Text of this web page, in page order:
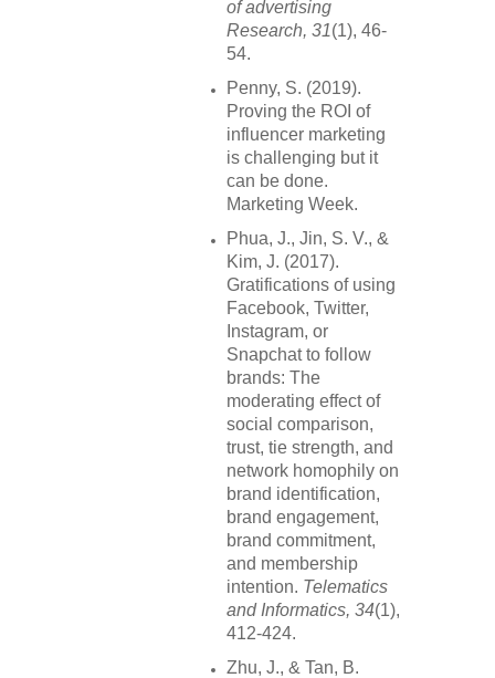
of advertising
Research, 31(1), 46-
54.
Penny, S. (2019).
Proving the ROI of
influencer marketing
is challenging but it
can be done.
Marketing Week.
Phua, J., Jin, S. V., &
Kim, J. (2017).
Gratifications of using
Facebook, Twitter,
Instagram, or
Snapchat to follow
brands: The
moderating effect of
social comparison,
trust, tie strength, and
network homophily on
brand identification,
brand engagement,
brand commitment,
and membership
intention. Telematics
and Informatics, 34(1),
412-424.
Zhu, J., & Tan, B.